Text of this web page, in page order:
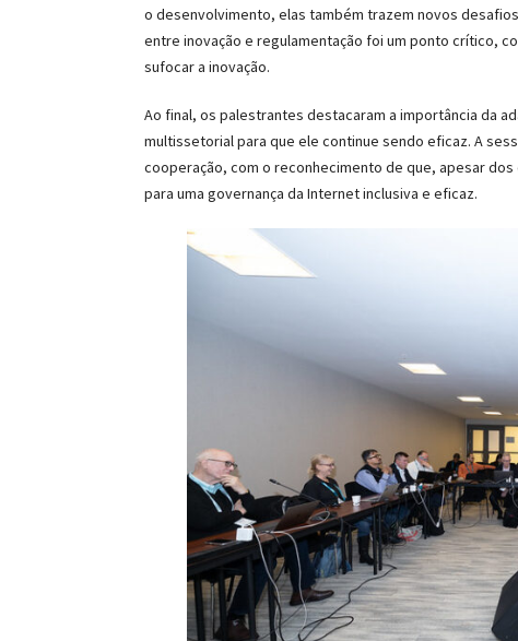
o desenvolvimento, elas também trazem novos
entre inovação e regulamentação foi um ponto crítico,
sufocar a inovação.
Ao final, os palestrantes destacaram a importância da
multissetorial para que ele continue sendo eficaz. A
cooperação, com o reconhecimento de que, apesar
para uma governança da Internet inclusiva e eficaz.